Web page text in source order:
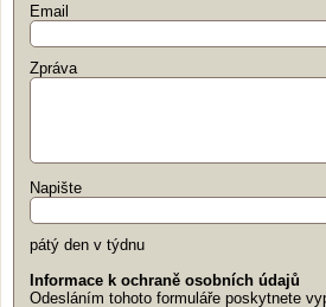
Email
Zpráva
Napište
pátý den v týdnu
Informace k ochraně osobních údajů
Odesláním tohoto formuláře poskytnete